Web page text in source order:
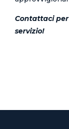
Contattaci
servizio!